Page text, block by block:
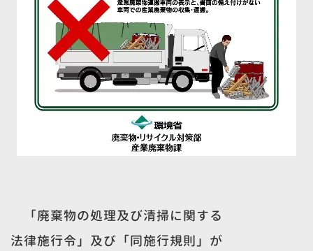
「廃棄物の処理及び清掃に関する
法律施行令」及び「同施行規則」が